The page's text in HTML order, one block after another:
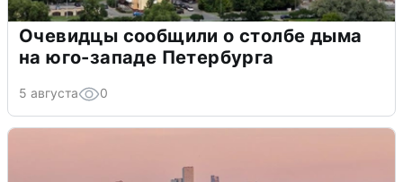
Очевидцы сообщили о столбе дыма
на юго-западе Петербурга
5 августа 0